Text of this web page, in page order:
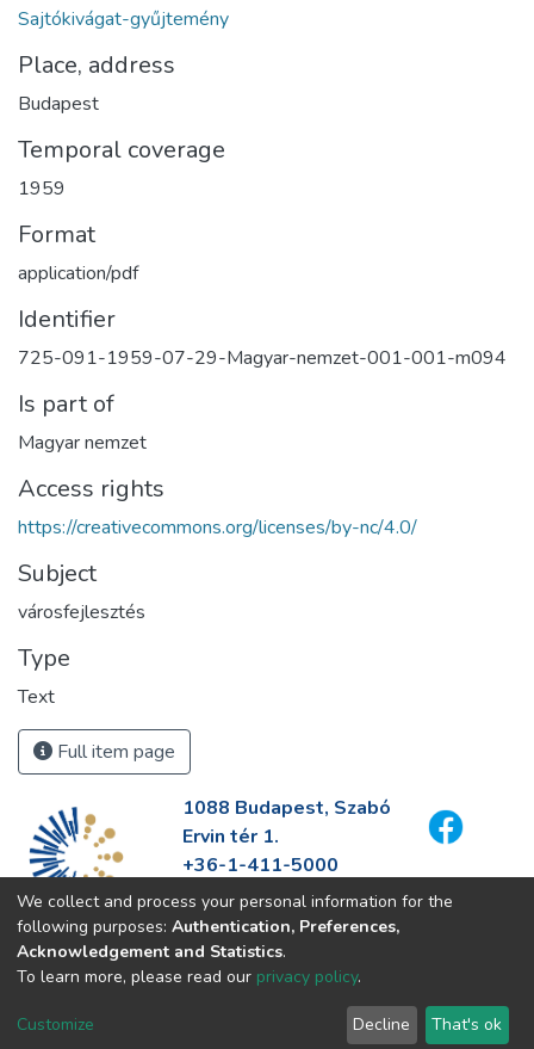
Sajtókivágat-gyűjtemény
Place, address
Budapest
Temporal coverage
1959
Format
application/pdf
Identifier
725-091-1959-07-29-Magyar-nemzet-001-001-m094
Is part of
Magyar nemzet
Access rights
https://creativecommons.org/licenses/by-nc/4.0/
Subject
városfejlesztés
Type
Text
Full item page
1088 Budapest, Szabó
Ervin tér 1.
+36-1-411-5000
info@fszek.hu
https://fszek.hu
We collect and process your personal information for the
following purposes: Authentication, Preferences,
Acknowledgement and Statistics.
To learn more, please read our privacy policy.
Customize Decline That's ok